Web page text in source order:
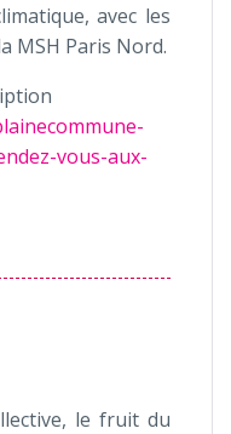
avec les
MSH Paris Nord.
vous-aux-
le fruit du